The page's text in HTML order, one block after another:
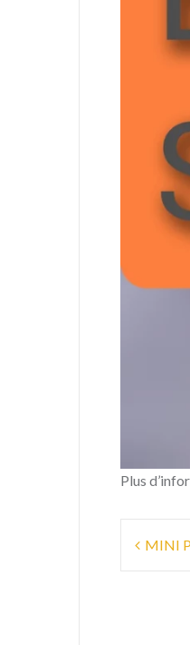
Plus
MINI